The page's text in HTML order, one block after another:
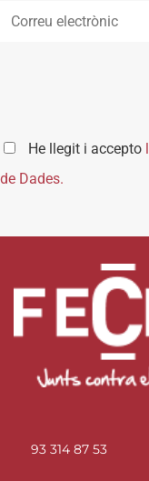
He llegit i accepto
de Dades.
93 314 87 53